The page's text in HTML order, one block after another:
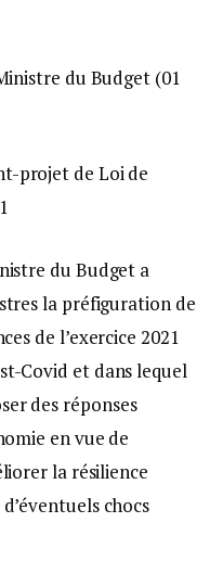
du Budget (01
projet de Loi de
du Budget a
la préfiguration de
de l’exercice 2021
Covid et dans lequel
des réponses
en vue de
la résilience
chocs